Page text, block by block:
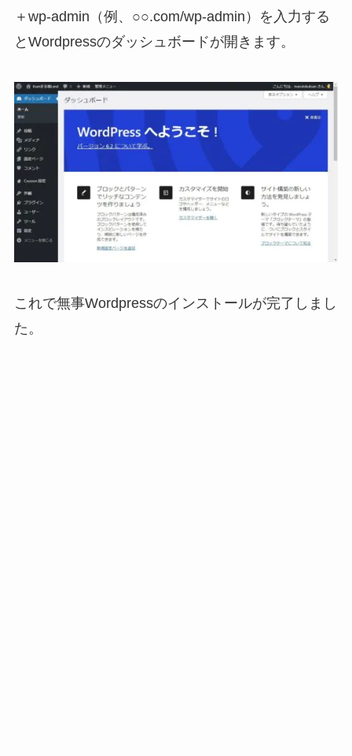
＋wp-admin（例、○○.com/wp-admin）を入力する
とWordpressのダッシュボードが開きます。
これで無事Wordpressのインストールが完了しまし
た。